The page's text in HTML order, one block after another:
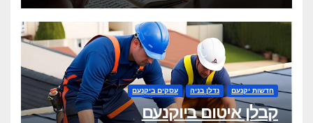
חדשות יקנעם נדלן בניה עסקים ביקנעם
קבלן איטום ביוקנעם